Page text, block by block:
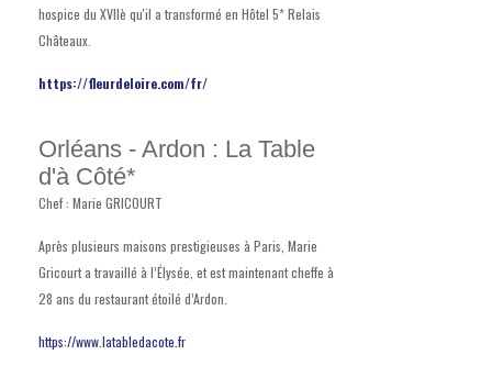
hospice du XVIIè qu'il a transformé en Hôtel 5* Relais
Châteaux.
https://fleurdeloire.com/fr/
Orléans - Ardon : La Table
d'à Côté*
Chef : Marie GRICOURT
Après plusieurs maisons prestigieuses à Paris, Marie
Gricourt a travaillé à l’Élysée, et est maintenant cheffe à
28 ans du restaurant étoilé d’Ardon.
https://www.latabledacote.fr